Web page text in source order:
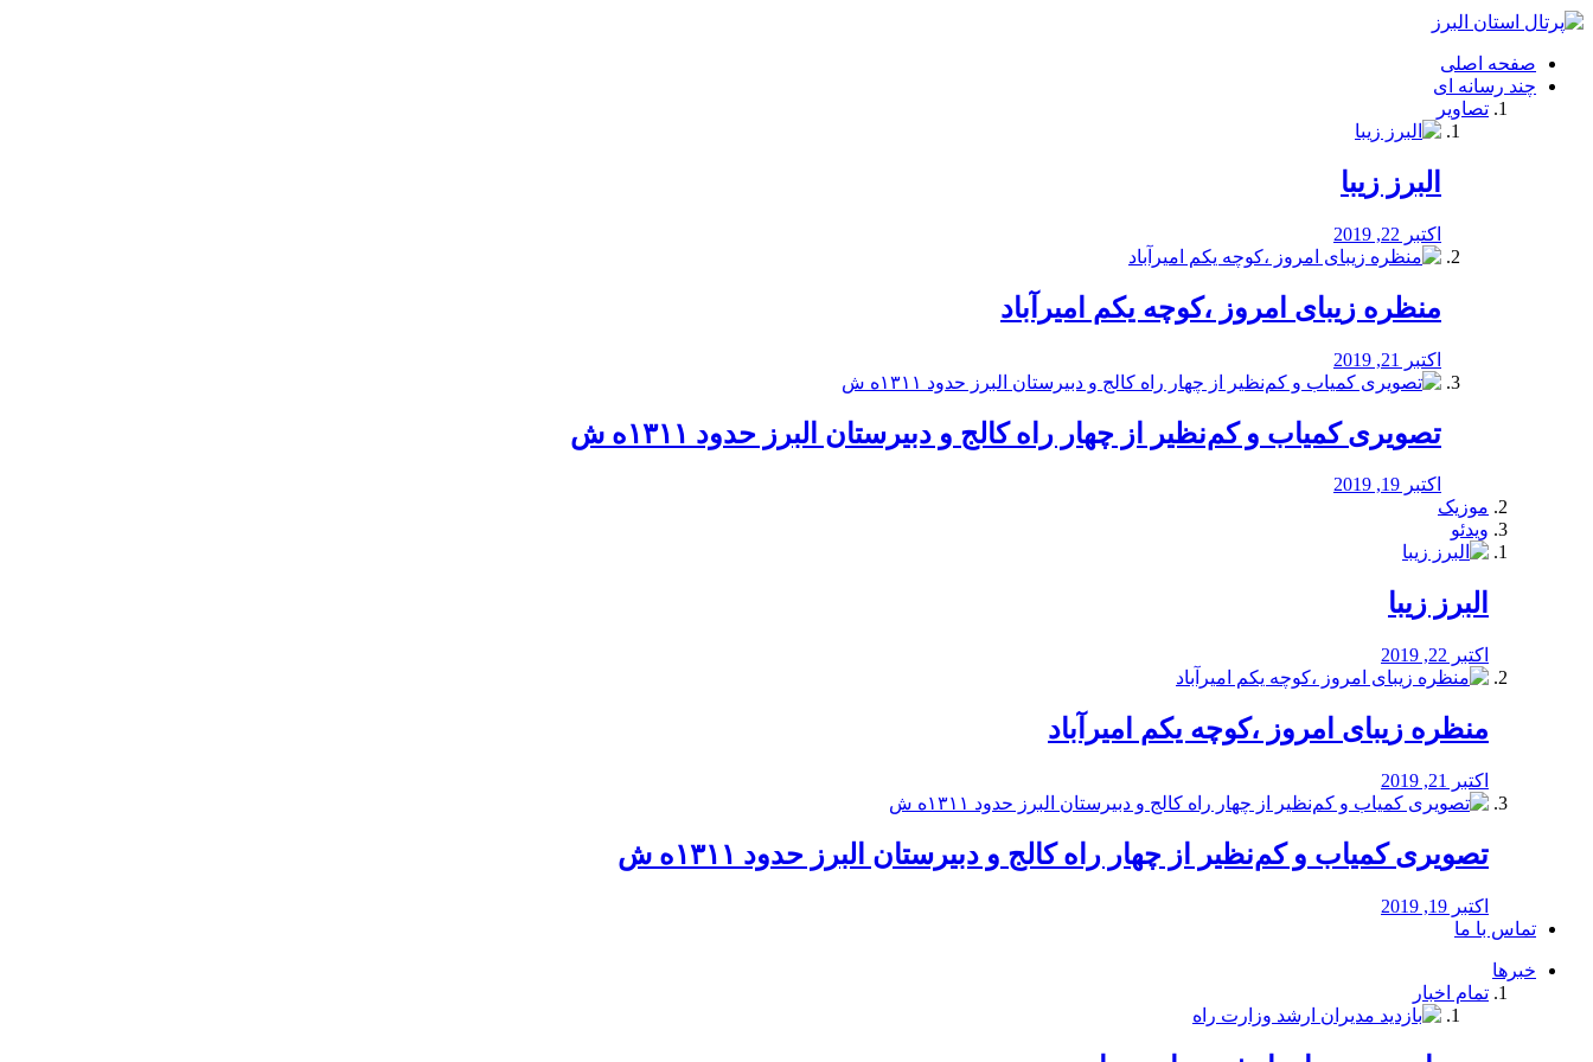
فصد
شرق
تهران
خشکشویی
صفحه اصلی
چند رسانه ای
تصاویر
البرز زیبا
اکتبر 22, 2019
منظره‌‌ زیبای امروز ،کوچه یکم امیرآباد
اکتبر 21, 2019
️تصویری کمیاب و کم‌نظیر از چهار راه كالج و دبيرستان البرز حدود ۱۳۱۱ه ش
اکتبر 19, 2019
موزیک
ویدئو
البرز زیبا
اکتبر 22, 2019
منظره‌‌ زیبای امروز ،کوچه یکم امیرآباد
اکتبر 21, 2019
️تصویری کمیاب و کم‌نظیر از چهار راه كالج و دبيرستان البرز حدود ۱۳۱۱ه ش
اکتبر 19, 2019
تماس با ما
خبرها
تمام اخبار